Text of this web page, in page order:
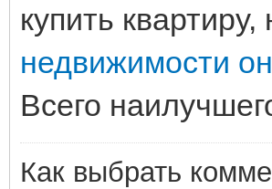
купить
недвижимости
Всего
Как выбрать